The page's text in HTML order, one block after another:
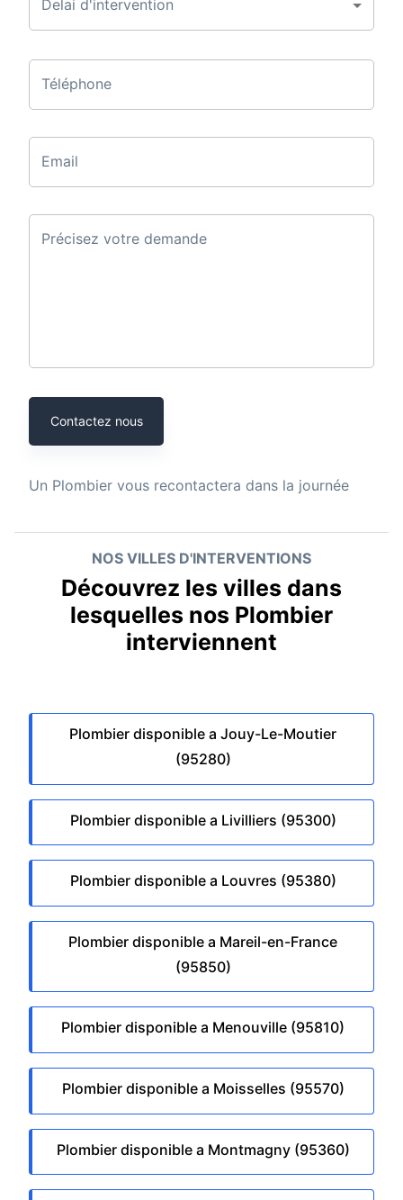
Delai d'intervention
Téléphone
Email
Précisez votre demande
Contactez nous
Un Plombier vous recontactera dans la journée
NOS VILLES D'INTERVENTIONS
Découvrez les villes dans
lesquelles nos Plombier
interviennent
Plombier disponible a Jouy-Le-Moutier
(95280)
Plombier disponible a Livilliers (95300)
Plombier disponible a Louvres (95380)
Plombier disponible a Mareil-en-France
(95850)
Plombier disponible a Menouville (95810)
Plombier disponible a Moisselles (95570)
Plombier disponible a Montmagny (95360)